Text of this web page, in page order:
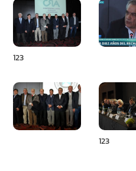
123
123